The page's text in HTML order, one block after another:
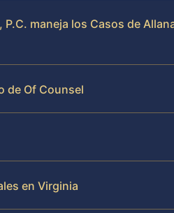
P.C. maneja los Casos de
de Of Counsel
en Virginia